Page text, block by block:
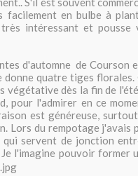
en bulbe à
intéressant et pousse
d'automne de Courson
quatre tiges florales.
végétative dès la fin de
pour l'admirer en ce
est généreuse,
Lors du rempotage j'avais
qui servent de jonction
l'imagine pouvoir former